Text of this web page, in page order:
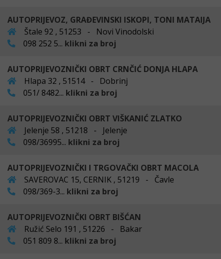
AUTOPRIJEVOZ, GRAĐEVINSKI ISKOPI, TONI MATAIJA
Štale 92 , 51253 - Novi Vinodolski
098 252 5... klikni za broj
AUTOPRIJEVOZNIČKI OBRT CRNČIĆ DONJA HLAPA
Hlapa 32 , 51514 - Dobrinj
051/ 8482... klikni za broj
AUTOPRIJEVOZNIČKI OBRT VIŠKANIĆ ZLATKO
Jelenje 58 , 51218 - Jelenje
098/36995... klikni za broj
AUTOPRIJEVOZNIČKI I TRGOVAČKI OBRT MACOLA
SAVEROVAC 15, CERNIK , 51219 - Čavle
098/369-3... klikni za broj
AUTOPRIJEVOZNIČKI OBRT BIŠĆAN
Ružić Selo 191 , 51226 - Bakar
051 809 8... klikni za broj